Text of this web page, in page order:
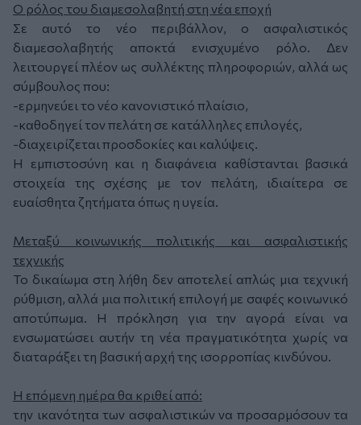
Ο ρόλος του διαμεσολαβητή στη νέα εποχή
Σε αυτό το νέο περιβάλλον, ο ασφαλιστικός
διαμεσολαβητής αποκτά ενισχυμένο ρόλο. Δεν
λειτουργεί πλέον ως συλλέκτης πληροφοριών, αλλά ως
σύμβουλος που:
-ερμηνεύει το νέο κανονιστικό πλαίσιο,
-καθοδηγεί τον πελάτη σε κατάλληλες επιλογές,
-διαχειρίζεται προσδοκίες και καλύψεις.
Η εμπιστοσύνη και η διαφάνεια καθίστανται βασικά
στοιχεία της σχέσης με τον πελάτη, ιδιαίτερα σε
ευαίσθητα ζητήματα όπως η υγεία.
Μεταξύ κοινωνικής πολιτικής και ασφαλιστικής
τεχνικής
Το δικαίωμα στη λήθη δεν αποτελεί απλώς μια τεχνική
ρύθμιση, αλλά μια πολιτική επιλογή με σαφές κοινωνικό
αποτύπωμα. Η πρόκληση για την αγορά είναι να
ενσωματώσει αυτήν τη νέα πραγματικότητα χωρίς να
διαταράξει τη βασική αρχή της ισορροπίας κινδύνου.
Η επόμενη ημέρα θα κριθεί από:
την ικανότητα των ασφαλιστικών να προσαρμόσουν τα